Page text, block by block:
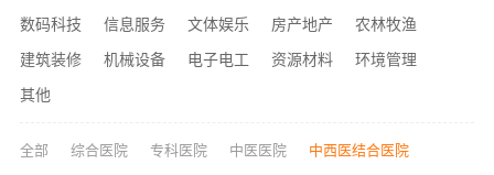
数码科技
信息服务 文体娱乐 房产地产
农林牧渔
建筑装修
机械设备 电子电工 资源材料
环境管理
其他
全部 综合医院 专科医院 中医医院 中西医结合医院